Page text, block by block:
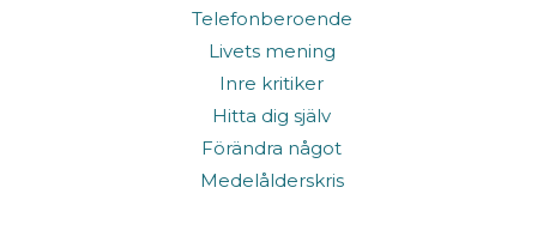
Telefonberoende
Livets mening
Inre kritiker
Hitta dig själv
Förändra något
Medelålderskris